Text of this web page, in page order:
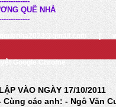
QUÊ NHÀ
Google Chrome
VÀO NGÀY 17/10/2011
Cùng các anh: - Ngô Văn